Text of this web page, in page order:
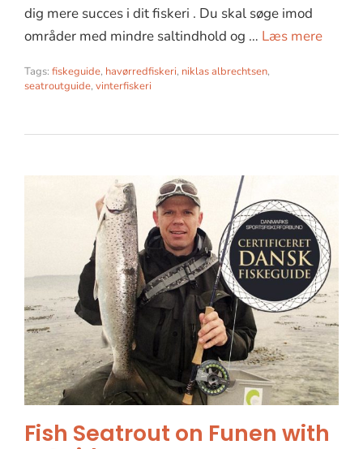
dig mere succes i dit fiskeri . Du skal søge imod
områder med mindre saltindhold og … Læs mere
Tags: fiskeguide, havørredfiskeri, niklas albrechtsen,
seatroutguide, vinterfiskeri
Fish Seatrout on Funen with